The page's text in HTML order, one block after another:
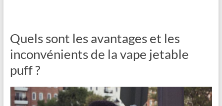
Quels sont les avantages et les
inconvénients de la vape jetable
puff ?